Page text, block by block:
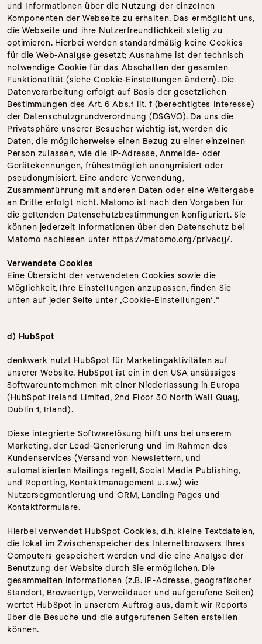
und Informationen über die Nutzung der einzelnen
Komponenten der Webseite zu erhalten. Das ermöglicht uns,
die Webseite und ihre Nutzerfreundlichkeit stetig zu
optimieren. Hierbei werden standardmäßig keine Cookies
für die Web-Analyse gesetzt; Ausnahme ist der technisch
notwendige Cookie für das Abschalten der gesamten
Funktionalität (siehe Cookie-Einstellungen ändern). Die
Datenverarbeitung erfolgt auf Basis der gesetzlichen
Bestimmungen des Art. 6 Abs.1 lit. f (berechtigtes Interesse)
der Datenschutzgrundverordnung (DSGVO). Da uns die
Privatsphäre unserer Besucher wichtig ist, werden die
Daten, die möglicherweise einen Bezug zu einer einzelnen
Person zulassen, wie die IP-Adresse, Anmelde- oder
Gerätekennungen, frühestmöglich anonymisiert oder
pseudonymisiert. Eine andere Verwendung,
Zusammenführung mit anderen Daten oder eine Weitergabe
an Dritte erfolgt nicht. Matomo ist nach den Vorgaben für
die geltenden Datenschutzbestimmungen konfiguriert. Sie
können jederzeit Informationen über den Datenschutz bei
Matomo nachlesen unter https://matomo.org/privacy/.
Verwendete Cookies
Eine Übersicht der verwendeten Cookies sowie die
Möglichkeit, Ihre Einstellungen anzupassen, finden Sie
unten auf jeder Seite unter ‚Cookie-Einstellungen‘.“
d) HubSpot
denkwerk nutzt HubSpot für Marketingaktivitäten auf
unserer Website. HubSpot ist ein in den USA ansässiges
Softwareunternehmen mit einer Niederlassung in Europa
(HubSpot Ireland Limited, 2nd Floor 30 North Wall Quay,
Dublin 1, Irland).
Diese integrierte Softwarelösung hilft uns bei unserem
Marketing, der Lead-Generierung und im Rahmen des
Kundenservices (Versand von Newslettern, und
automatisierten Mailings regelt, Social Media Publishing,
und Reporting, Kontaktmanagement u.s.w.) wie
Nutzersegmentierung und CRM, Landing Pages und
Kontaktformulare.
Hierbei verwendet HubSpot Cookies, d.h. kleine Textdateien,
die lokal im Zwischenspeicher des Internetbrowsers Ihres
Computers gespeichert werden und die eine Analyse der
Benutzung der Website durch Sie ermöglichen. Die
gesammelten Informationen (z.B. IP-Adresse, geografischer
Standort, Browsertyp, Verweildauer und aufgerufene Seiten)
wertet HubSpot in unserem Auftrag aus, damit wir Reports
über die Besuche und die aufgerufenen Seiten erstellen
können.